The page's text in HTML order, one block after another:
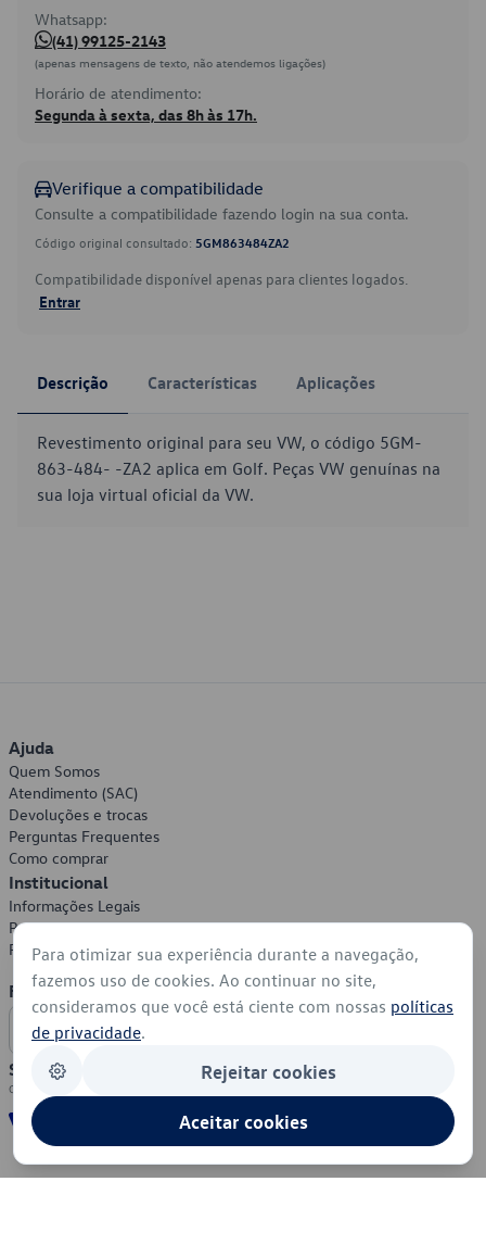
Whatsapp:
(41) 99125-2143
(apenas mensagens de texto, não atendemos ligações)
Horário de atendimento:
Segunda à sexta, das 8h às 17h.
Verifique a compatibilidade
Consulte a compatibilidade fazendo login na sua conta.
Código original consultado: 5GM863484ZA2
Compatibilidade disponível apenas para clientes logados.
Entrar
Descrição Características Aplicações
Revestimento original para seu VW, o código 5GM-
863-484- -ZA2 aplica em Golf. Peças VW genuínas na
sua loja virtual oficial da VW.
Ajuda
Quem Somos
Atendimento (SAC)
Devoluções e trocas
Perguntas Frequentes
Como comprar
Institucional
Informações Legais
Política de Privacidade
Política de Cookies
Formas de Pagamento
Segurança
Para otimizar sua experiência durante a navegação,
fazemos uso de cookies. Ao continuar no site,
consideramos que você está ciente com nossas políticas
de privacidade.
Rejeitar cookies
Aceitar cookies